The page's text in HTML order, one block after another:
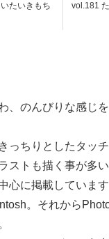
たいきもち vol.181
、のんびりな感じ
っちりとしたタッ
ストも描く事が多
心に掲載しています
。それから